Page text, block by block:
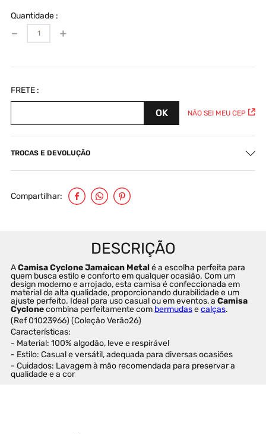
Quantidade
＋
－
NÃO SEI MEU CEP
TROCAS E DEVOLUÇÃO
Compartilhar
A Camisa Cyclone Jamaican Metal é a escolha perfeita para
quem busca estilo e conforto em qualquer ocasião. Com um
design moderno e arrojado, esta camisa é confeccionada em
material de alta qualidade, proporcionando durabilidade e um
ajuste perfeito. Ideal para uso casual ou em eventos, a Camisa
Cyclone combina perfeitamente com bermudas e calças.
(Ref 01023966) (Coleção Verão26)
Características:
- Material: 100% algodão, leve e respirável
- Estilo: Casual e versátil, adequada para diversas ocasiões
- Cuidados: Lavagem à mão recomendada para preservar a
qualidade e a cor